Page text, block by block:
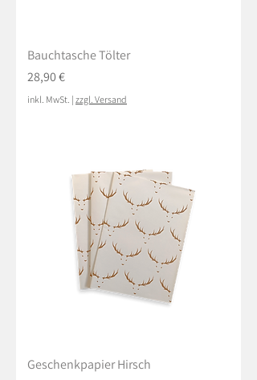
Bauchtasche Tölter
Preis
28,90 €
inkl. MwSt. | zzgl. Versand
Geschenkpapier Hirsch